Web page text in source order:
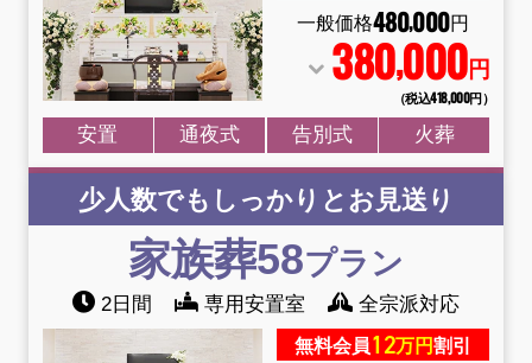
一般価格480,000円
380,000円
（税込418,000円）
安置 通夜式 告別式 火葬
少人数でもしっかりとお見送り
家族葬58プラン
2日間 専用安置室 全宗派対応
無料会員12万円割引